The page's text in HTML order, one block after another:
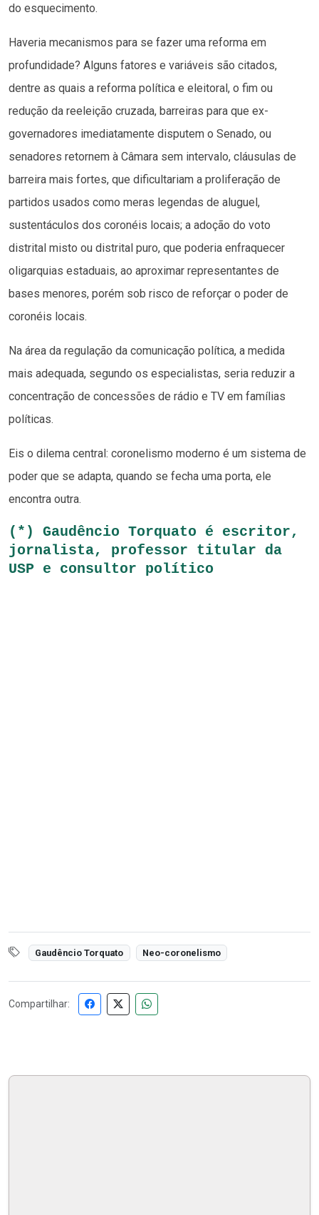
do esquecimento.
Haveria mecanismos para se fazer uma reforma em
profundidade? Alguns fatores e variáveis são citados,
dentre as quais a reforma política e eleitoral, o fim ou
redução da reeleição cruzada, barreiras para que ex-
governadores imediatamente disputem o Senado, ou
senadores retornem à Câmara sem intervalo, cláusulas de
barreira mais fortes, que dificultariam a proliferação de
partidos usados como meras legendas de aluguel,
sustentáculos dos coronéis locais; a adoção do voto
distrital misto ou distrital puro, que poderia enfraquecer
oligarquias estaduais, ao aproximar representantes de
bases menores, porém sob risco de reforçar o poder de
coronéis locais.
Na área da regulação da comunicação política, a medida
mais adequada, segundo os especialistas, seria reduzir a
concentração de concessões de rádio e TV em famílias
políticas.
Eis o dilema central: coronelismo moderno é um sistema de
poder que se adapta, quando se fecha uma porta, ele
encontra outra.
(*) Gaudêncio Torquato é escritor,
jornalista, professor titular da
USP e consultor político
Gaudêncio Torquato Neo-coronelismo
Compartilhar: